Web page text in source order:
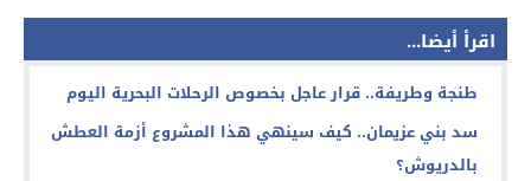
اقرأ أيضا...
طنجة وطريفة.. قرار عاجل بخصوص الرحلات البحرية اليوم
سد بني عزيمان.. كيف سينهي هذا المشروع أزمة العطش
بالدريوش؟